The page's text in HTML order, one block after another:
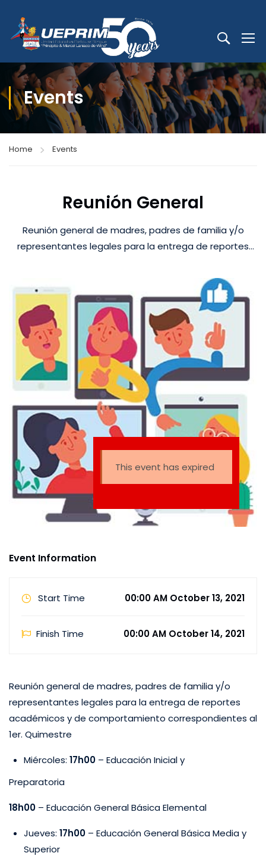
Events
Home Events
Reunión General
Reunión general de madres, padres de familia y/o
representantes legales para la entrega de reportes
1er. Quimestre Miércoles: 17h00 – Educación Inicial y
Preparatoria 18h00 – Educación General Básica
Elemental Jueves: 17h00 – Educación …
This event has expired
Event Information
Start Time 00:00 AM October 13, 2021
Finish Time 00:00 AM October 14, 2021
Reunión general de madres, padres de familia y/o
representantes legales para la entrega de reportes
académicos y de comportamiento correspondientes al
1er. Quimestre
Miércoles: 17h00 – Educación Inicial y
Preparatoria
18h00 – Educación General Básica Elemental
Jueves: 17h00 – Educación General Básica Media y
Superior